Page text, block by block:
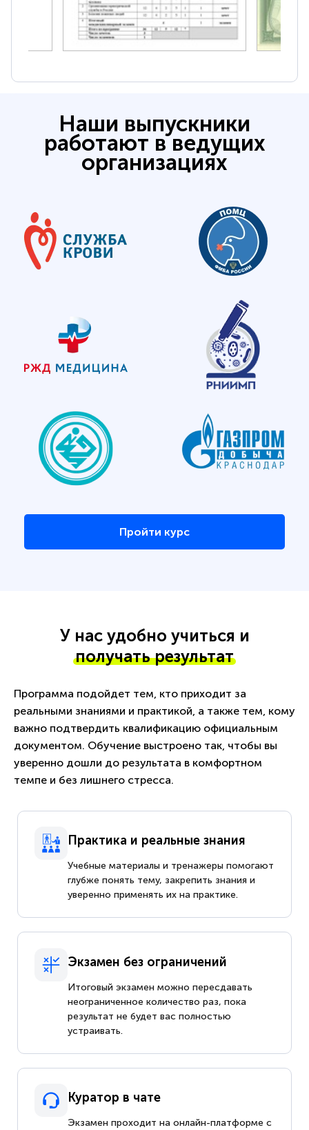
Наши выпускники
работают в ведущих
организациях
Пройти курс
У нас удобно учиться и
получать результат
Программа подойдет тем, кто приходит за
реальными знаниями и практикой, а также тем, кому
важно подтвердить квалификацию официальным
документом. Обучение выстроено так, чтобы вы
уверенно дошли до результата в комфортном
темпе и без лишнего стресса.
Практика и реальные знания
Учебные материалы и тренажеры помогают
глубже понять тему, закрепить знания и
уверенно применять их на практике.
Экзамен без ограничений
Итоговый экзамен можно пересдавать
неограниченное количество раз, пока
результат не будет вас полностью
устраивать.
Куратор в чате
Экзамен проходит на онлайн-платформе с